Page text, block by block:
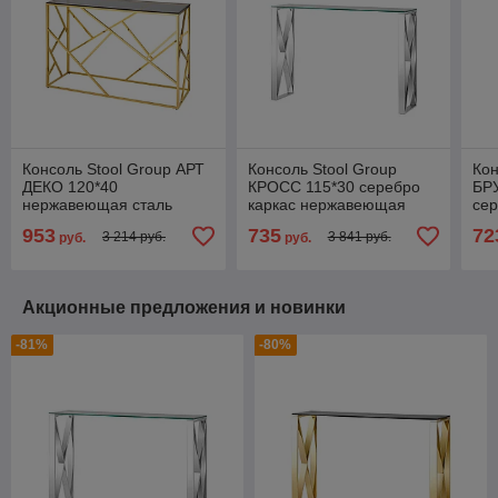
Консоль Stool Group АРТ
ДЕКО 120*40
нержавеющая сталь
хром
953 руб. 3 214 руб.
Консоль Stool Group
КРОСС 115*30 серебро
каркас нержавеющая
закаленное стекло
735руб. 3 841 руб.
Акционные предложения и новинки
-81% -80%